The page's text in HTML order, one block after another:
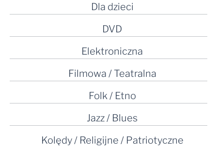
Dla dzieci
DVD
Elektroniczna
Filmowa / Teatralna
Folk / Etno
Jazz / Blues
Kolędy / Religijne / Patriotyczne